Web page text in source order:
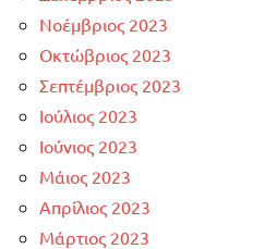
Νοέμβριος 2023
Οκτώβριος 2023
Σεπτέμβριος 2023
Ιούλιος 2023
Ιούνιος 2023
Μάιος 2023
Απρίλιος 2023
Μάρτιος 2023